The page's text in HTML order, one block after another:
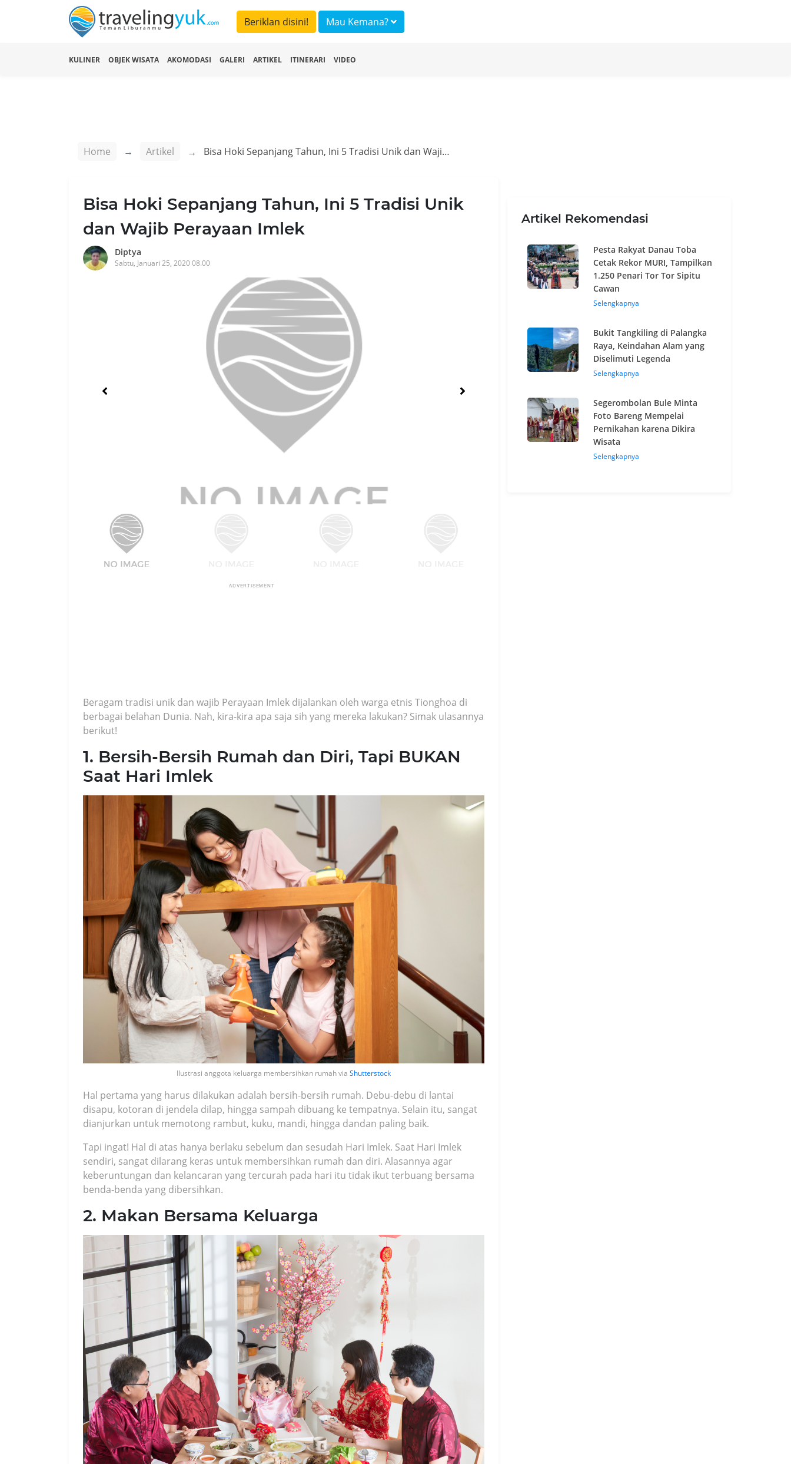
Beriklan disini! Mau Kemana?
KULINER OBJEK WISATA AKOMODASI GALERI ARTIKEL ITINERARI VIDEO
Home Artikel Bisa Hoki Sepanjang Tahun, Ini 5 Tradisi Unik dan Wajib Perayaan Imlek
Bisa Hoki Sepanjang Tahun, Ini 5 Tradisi Unik
dan Wajib Perayaan Imlek
Diptya
Sabtu, Januari 25, 2020 08.00
ADVERTISEMENT
Beragam tradisi unik dan wajib Perayaan Imlek dijalankan oleh warga etnis Tionghoa di
berbagai belahan Dunia. Nah, kira-kira apa saja sih yang mereka lakukan? Simak ulasannya
berikut!
1. Bersih-Bersih Rumah dan Diri, Tapi BUKAN
Saat Hari Imlek
Ilustrasi anggota keluarga membersihkan rumah via Shutterstock
Hal pertama yang harus dilakukan adalah bersih-bersih rumah. Debu-debu di lantai
disapu, kotoran di jendela dilap, hingga sampah dibuang ke tempatnya. Selain itu, sangat
dianjurkan untuk memotong rambut, kuku, mandi, hingga dandan paling baik.
Tapi ingat! Hal di atas hanya berlaku sebelum dan sesudah Hari Imlek. Saat Hari Imlek
sendiri, sangat dilarang keras untuk membersihkan rumah dan diri. Alasannya agar
keberuntungan dan kelancaran yang tercurah pada hari itu tidak ikut terbuang bersama
benda-benda yang dibersihkan.
2. Makan Bersama Keluarga
Artikel Rekomendasi
Pesta Rakyat Danau Toba
Cetak Rekor MURI, Tampilkan
1.250 Penari Tor Tor Sipitu
Cawan
Selengkapnya
Bukit Tangkiling di Palangka
Raya, Keindahan Alam yang
Diselimuti Legenda
Selengkapnya
Segerombolan Bule Minta
Foto Bareng Mempelai
Pernikahan karena Dikira
Wisata
Selengkapnya